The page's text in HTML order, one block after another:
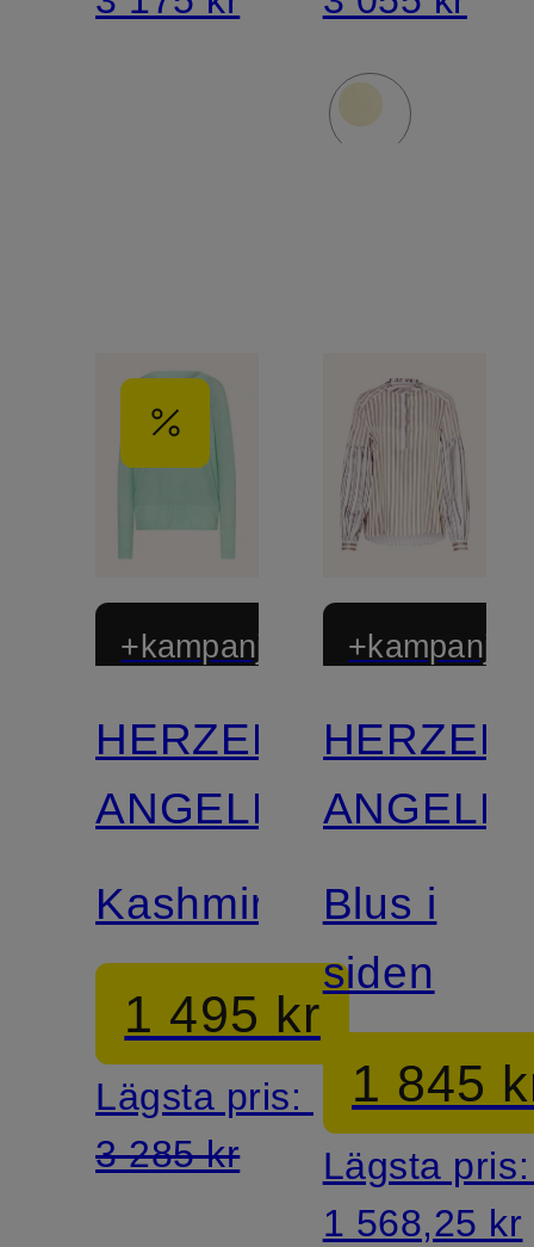
+kampanjrabatt
HERZEN'S
ANGELEGENHEIT
Kashmirtröja
1 495 kr
Lägsta pris:
3 285 kr
Blus i
siden
1 845
Lägsta
1 568,25 kr